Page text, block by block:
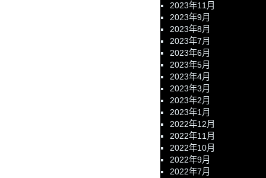
2023年11月
2023年9月
2023年8月
2023年7月
2023年6月
2023年5月
2023年4月
2023年3月
2023年2月
2023年1月
2022年12月
2022年11月
2022年10月
2022年9月
2022年7月